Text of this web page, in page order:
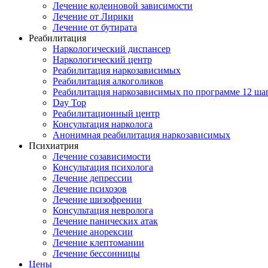
Лечение кодеиновой зависимости
Лечение от Лирики
Лечение от бутирата
Реабилитация
Наркологический диспансер
Наркологический центр
Реабилитация наркозависимых
Реабилитация алкоголиков
Реабилитация наркозависимых по программе 12
Day Top
Реабилитационный центр
Консультация нарколога
Анонимная реабилитация наркозависимых
Психиатрия
Лечение созависимости
Консультация психолога
Лечение депрессии
Лечение психозов
Лечение шизофрении
Консультация невролога
Лечение панических атак
Лечение анорексии
Лечение клептомании
Лечение бессонницы
Цены